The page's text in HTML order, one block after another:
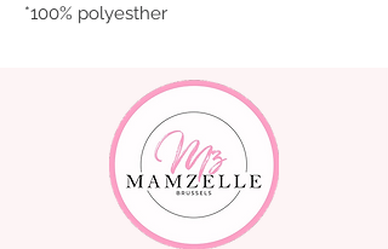
*100% polyesther